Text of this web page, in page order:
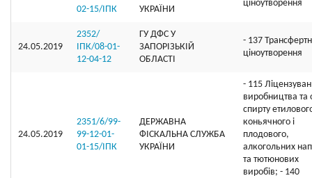
02-15/ІПК
УКРАЇНИ
ціноутворення
24.05.2019
2352/
ІПК/08-01-
12-04-12
ГУ ДФС У
ЗАПОРIЗЬКIЙ
ОБЛАСТI
- 137
ціноутворення
24.05.2019
2351/6/99-
99-12-01-
01-15/ІПК
ДЕРЖАВНА
ФІСКАЛЬНА СЛУЖБА
УКРАЇНИ
- 115
виробництва та
спирту
коньячного і
плодового,
алкогольних
та тютюнових
виробів; - 140